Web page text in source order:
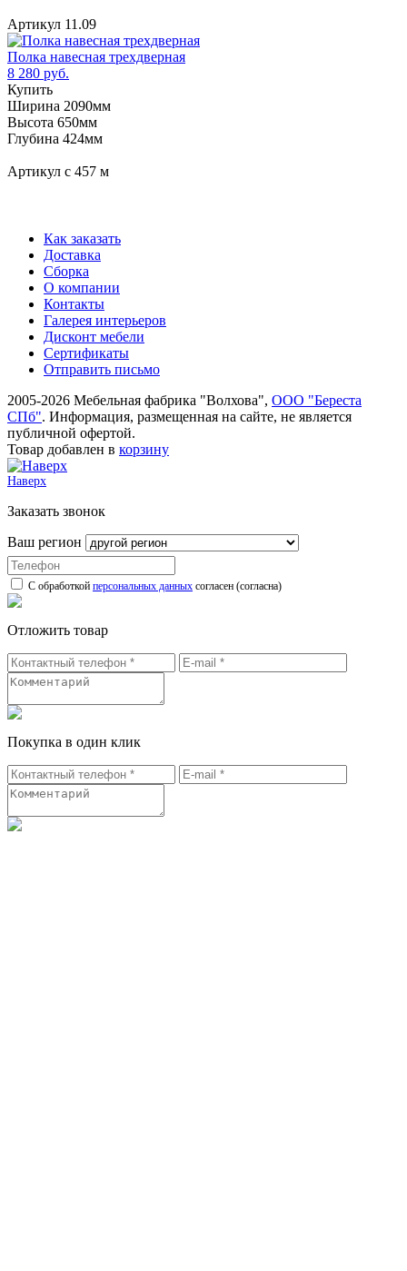
Артикул 11.09
Полка навесная трехдверная
8 280 руб.
Купить
Ширина 2090мм
Высота 650мм
Глубина 424мм
Артикул с 457 м
Как заказать
Доставка
Сборка
О компании
Контакты
Галерея интерьеров
Дисконт мебели
Сертификаты
Отправить письмо
2005-2026 Мебельная фабрика "Волхова", ООО "Береста
СПб". Информация, размещенная на сайте, не является
публичной офертой.
Товар добавлен в корзину
Наверх
Заказать звонок
Ваш регион
С обработкой персональных данных согласен (согласна)
Отложить товар
Покупка в один клик